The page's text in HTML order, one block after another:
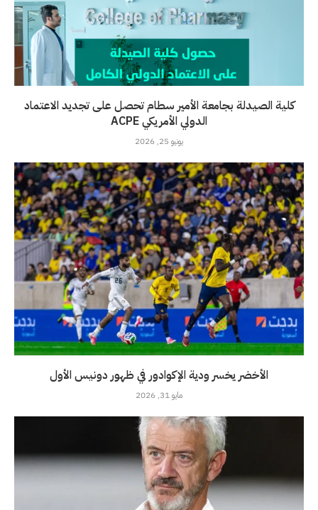
كلية الصيدلة بجامعة الأمير سطام تحصل على تجديد الاعتماد
الدولي الأمريكي ACPE
يونيو 25, 2026
الأخضر يخسر ودية الإكوادور في ظهور دونيس الأول
مايو 31, 2026